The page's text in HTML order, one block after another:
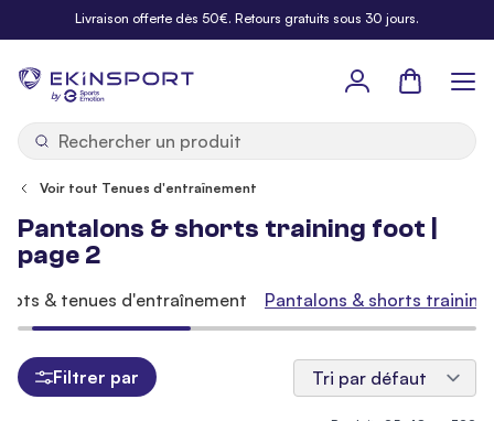
Allez au contenuLivraison offerte dès 50€. Retours gratuits sous 30 jours.
by
Panier
Voir tout Tenues d'entraînement
Pantalons & shorts training foot |
page 2
& tenues d'entraînement Pantalons & shorts training
Filtrer par